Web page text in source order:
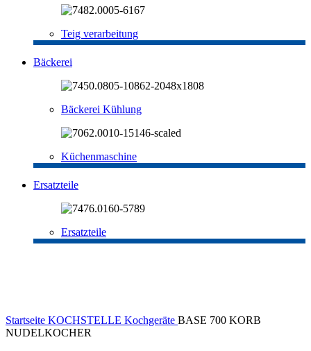
Teig verarbeitung
Bäckerei
Bäckerei Kühlung
Küchenmaschine
Ersatzteile
Ersatzteile
Startseite KOCHSTELLE Kochgeräte BASE 700 KORB
NUDELKOCHER